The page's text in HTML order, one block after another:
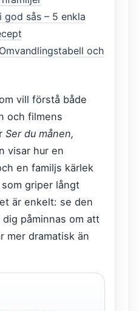
sås – 5 enkla
och
vill förstå både
och filmens
Ser du månen,
visar hur en
en familjs kärlek
griper långt
är enkelt: se den
dig påminnas om att
mer dramatisk än